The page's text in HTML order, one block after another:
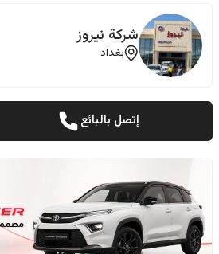
شركة نيروز
بغداد
إتصل بالبائع